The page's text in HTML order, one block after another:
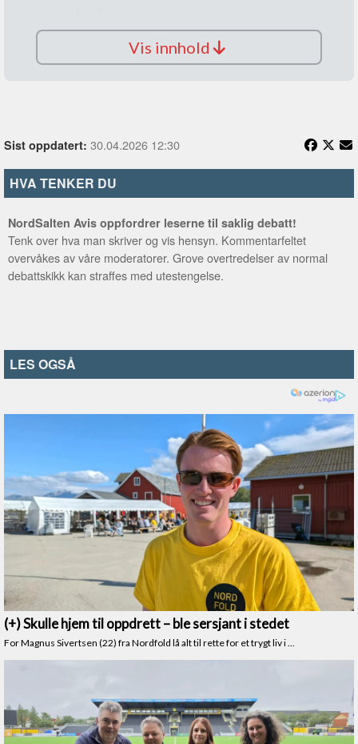
Fin familietur
Flott utsikt mot Brennviksanden,
Vis innhold
Sist oppdatert: 30.04.2026 12:30
HVA TENKER DU
NordSalten Avis oppfordrer leserne til saklig debatt!
Tenk over hva man skriver og vis hensyn. Kommentarfeltet
overvåkes av våre moderatorer. Grove overtredelser av normal
debattskikk kan straffes med utestengelse.
LES OGSÅ